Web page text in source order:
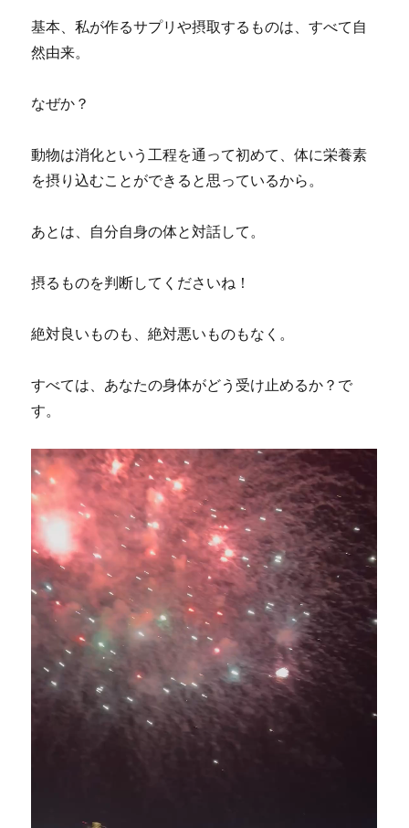
基本、私が作るサプリや摂取するものは、すべて自
然由来。
なぜか？
動物は消化という工程を通って初めて、体に栄養素
を摂り込むことができると思っているから。
あとは、自分自身の体と対話して。
摂るものを判断してくださいね！
絶対良いものも、絶対悪いものもなく。
すべては、あなたの身体がどう受け止めるか？で
す。